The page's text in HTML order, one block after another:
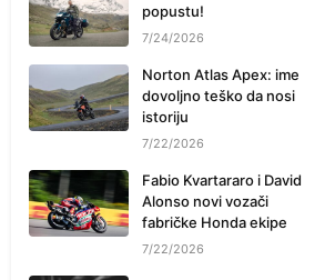
popustu!
7/24/2026
Norton Atlas Apex: ime
dovoljno teško da nosi
istoriju
7/22/2026
Fabio Kvartararo i David
Alonso novi vozači
fabričke Honda ekipe
7/22/2026